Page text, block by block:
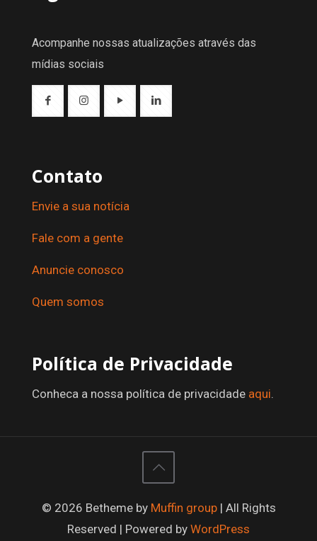
Acompanhe nossas atualizações através das
mídias sociais
Contato
Envie a sua notícia
Fale com a gente
Anuncie conosco
Quem somos
Política de Privacidade
Conheca a nossa política de privacidade aqui.
© 2026 Betheme by Muffin group| All Rights
Reserved | Powered by WordPress